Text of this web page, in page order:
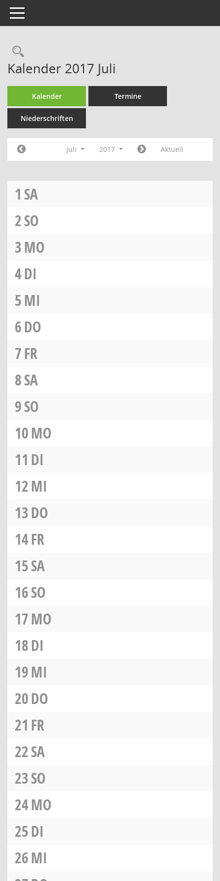
Toggle navigation
Rechercheauswahl
Kalender 2017 Juli
Kalender Termine
Niederschriften
Juli 2017 Aktuell
1 SA
2SO
3MO
4DI
5MI
6DO
7FR
8SA
9SO
10MO
11 DI
12MI
13DO
14FR
15SA
16SO
17MO
18DI
19MI
20DO
21 FR
22SA
23SO
24MO
25DI
26MI